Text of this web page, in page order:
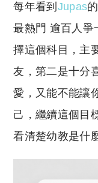
每年看到 Jupas
最熱門 逾百人爭
擇這個科目，主
友，第二是十分
愛，又能不能讓
己，繼續這個目
看清楚幼教是什